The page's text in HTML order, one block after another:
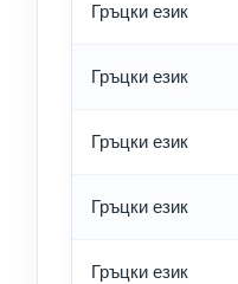
Гръцки език
Гръцки език
Гръцки език
Гръцки език
Гръцки език